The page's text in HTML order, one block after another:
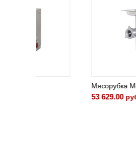
Мясорубка М-80Ч
руб.